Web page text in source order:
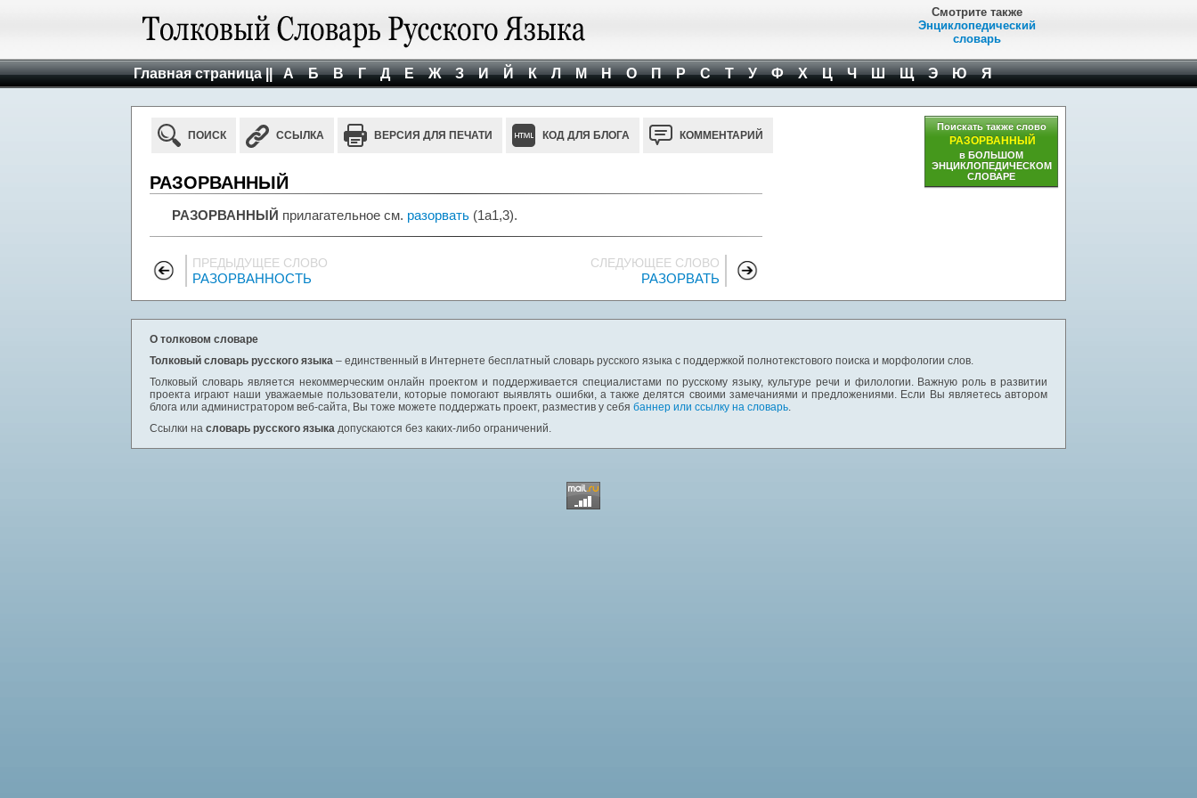
Смотрите также
Энциклопедический
словарь
Главная страница || А Б В Г Д Е Ж З И Й К Л М Н О П Р С Т У Ф Х Ц Ч Ш Щ Э Ю Я
ПОИСК ССЫЛКА ВЕРСИЯ ДЛЯ ПЕЧАТИ КОД ДЛЯ БЛОГА КОММЕНТАРИЙ
РАЗОРВАННЫЙ
РАЗОРВАННЫЙ прилагательное см. разорвать (1а1,3).
ПРЕДЫДУЩЕЕ СЛОВО
РАЗОРВАННОСТЬ
СЛЕДУЮЩЕЕ СЛОВО
РАЗОРВАТЬ
Поискать также слово
РАЗОРВАННЫЙ
в БОЛЬШОМ
ЭНЦИКЛОПЕДИЧЕСКОМ
СЛОВАРЕ
О толковом словаре
Толковый словарь русского языка – единственный в Интернете бесплатный словарь русского языка с поддержкой полнотекстового поиска и морфологии слов.
Толковый словарь является некоммерческим онлайн проектом и поддерживается специалистами по русскому языку, культуре речи и филологии. Важную роль в развитии
проекта играют наши уважаемые пользователи, которые помогают выявлять ошибки, а также делятся своими замечаниями и предложениями. Если Вы являетесь автором
блога или администратором веб-сайта, Вы тоже можете поддержать проект, разместив у себя баннер или ссылку на словарь.
Ссылки на словарь русского языка допускаются без каких-либо ограничений.